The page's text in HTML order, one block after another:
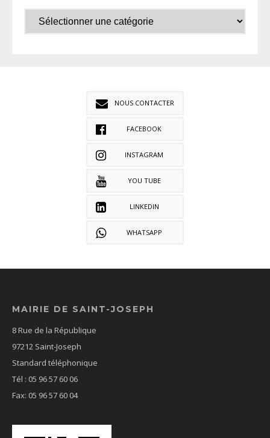
NOUS CONTACTER
FACEBOOK
INSTAGRAM
YOU TUBE
LINKEDIN
WHATSAPP
MAIRIE DE SAINT-JOSEPH
8 Rue de la République
97212 Saint-Joseph
Standard téléphonique
Tél : 05 96 57 60 06
Fax: 05 96 57 60 04